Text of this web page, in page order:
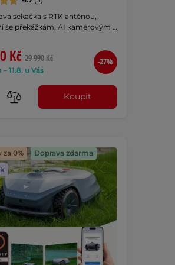
sekačka s RTK anténou,
se překážkám, AI kamerovým …
Kč 29 990 Kč
11.8. u Vás
-27%
Koupit
za 0%
Doprava zdarma